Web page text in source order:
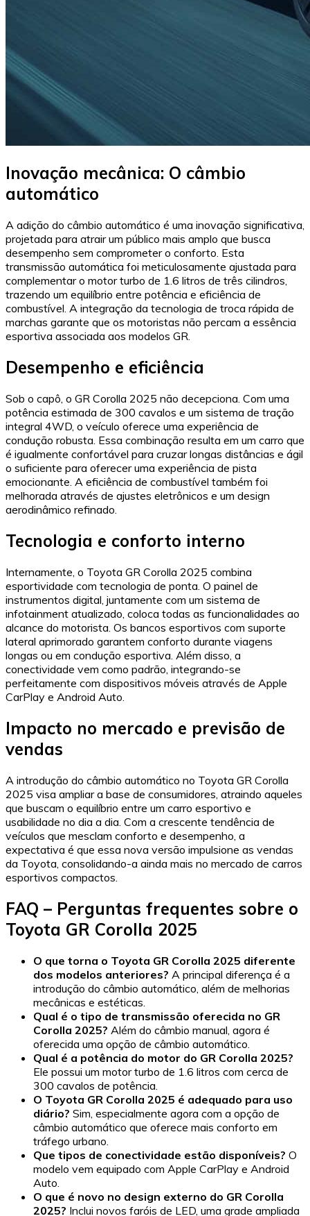
Inovação mecânica: O câmbio
automático
A adição do câmbio automático é uma inovação significativa,
projetada para atrair um público mais amplo que busca
desempenho sem comprometer o conforto. Esta
transmissão automática foi meticulosamente ajustada para
complementar o motor turbo de 1.6 litros de três cilindros,
trazendo um equilíbrio entre potência e eficiência de
combustível. A integração da tecnologia de troca rápida de
marchas garante que os motoristas não percam a essência
esportiva associada aos modelos GR.
Desempenho e eficiência
Sob o capô, o GR Corolla 2025 não decepciona. Com uma
potência estimada de 300 cavalos e um sistema de tração
integral 4WD, o veículo oferece uma experiência de
condução robusta. Essa combinação resulta em um carro que
é igualmente confortável para cruzar longas distâncias e ágil
o suficiente para oferecer uma experiência de pista
emocionante. A eficiência de combustível também foi
melhorada através de ajustes eletrônicos e um design
aerodinâmico refinado.
Tecnologia e conforto interno
Internamente, o Toyota GR Corolla 2025 combina
esportividade com tecnologia de ponta. O painel de
instrumentos digital, juntamente com um sistema de
infotainment atualizado, coloca todas as funcionalidades ao
alcance do motorista. Os bancos esportivos com suporte
lateral aprimorado garantem conforto durante viagens
longas ou em condução esportiva. Além disso, a
conectividade vem como padrão, integrando-se
perfeitamente com dispositivos móveis através de Apple
CarPlay e Android Auto.
Impacto no mercado e previsão de
vendas
A introdução do câmbio automático no Toyota GR Corolla
2025 visa ampliar a base de consumidores, atraindo aqueles
que buscam o equilíbrio entre um carro esportivo e
usabilidade no dia a dia. Com a crescente tendência de
veículos que mesclam conforto e desempenho, a
expectativa é que essa nova versão impulsione as vendas
da Toyota, consolidando-a ainda mais no mercado de carros
esportivos compactos.
FAQ – Perguntas frequentes sobre o
Toyota GR Corolla 2025
O que torna o Toyota GR Corolla 2025 diferente
dos modelos anteriores? A principal diferença é a
introdução do câmbio automático, além de melhorias
mecânicas e estéticas.
Qual é o tipo de transmissão oferecida no GR
Corolla 2025? Além do câmbio manual, agora é
oferecida uma opção de câmbio automático.
Qual é a potência do motor do GR Corolla 2025?
Ele possui um motor turbo de 1.6 litros com cerca de
300 cavalos de potência.
O Toyota GR Corolla 2025 é adequado para uso
diário? Sim, especialmente agora com a opção de
câmbio automático que oferece mais conforto em
tráfego urbano.
Que tipos de conectividade estão disponíveis? O
modelo vem equipado com Apple CarPlay e Android
Auto.
O que é novo no design externo do GR Corolla
2025? Inclui novos faróis de LED, uma grade ampliada